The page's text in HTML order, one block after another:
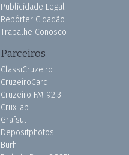
Publicidade Legal
Repórter Cidadão
Trabalhe Conosco
Parceiros
ClassiCruzeiro
CruzeiroCard
Cruzeiro FM 92.3
CruxLab
Grafsul
Depositphotos
Burh